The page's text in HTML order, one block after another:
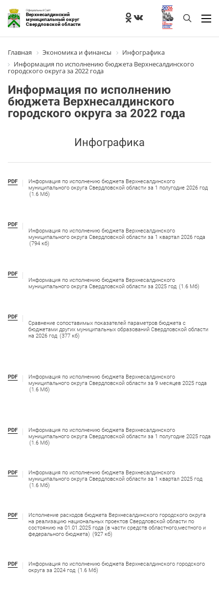
Официальный Сайт
Верхнесалдинский
муниципальный округ
Свердловской области
Главная Экономика и финансы
Инфографика
Информация по исполнению бюджета Верхнесалдинского
городского округа за 2022 года
Информация по исполнению
бюджета Верхнесалдинского
городского округа за 2022 года
Инфографика
PDF
Информация по исполнению бюджета Верхнесалдинского
муниципального округа Свердловской области за 1 полугодие 2026 год
(1.6 Мб)
PDF
Информация по исполнению бюджета Верхнесалдинского
муниципального округа Свердловской области за 1 квартал 2026 года
(794 кб)
PDF
Информация по исполнению бюджета Верхнесалдинского
муниципального округа Свердловской области за 2025 год (1.6 Мб)
PDF
Сравнение сопоставимых показателей параметров бюджета с
бюджетами других муниципальных образований Свердловской области
на 2026 год (377 кб)
PDF
Информация по исполнению бюджета Верхнесалдинского
муниципального округа Свердловской области за 9 месяцев 2025 года
(1.6 Мб)
PDF
Информация по исполнению бюджета Верхнесалдинского
муниципального округа Свердловской области за 1 полугодие 2025 года
(1.6 Мб)
PDF
Информация по исполнению бюджета Верхнесалдинского
муниципального округа Свердловской области за 1 квартал 2025 год
(1.6 Мб)
PDF
Исполнение расходов бюджета Верхнесалдинского городского округа
на реализацию национальных проектов Свердловской области по
состоянию на 01.01.2025 года (в части средств областного,местного и
федерального бюджета) (927 кб)
PDF
Информация по исполнению бюджета Верхнесалдинского городского
округа за 2024 год (1.6 Мб)